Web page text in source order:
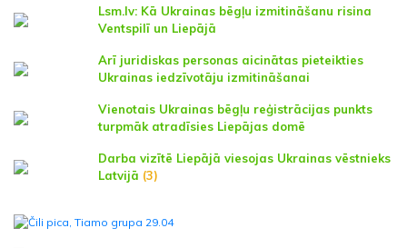
Lsm.lv: Kā Ukrainas bēgļu izmitināšanu risina
Ventspilī un Liepājā
Arī juridiskas personas aicinātas pieteikties
Ukrainas iedzīvotāju izmitināšanai
Vienotais Ukrainas bēgļu reģistrācijas punkts
turpmāk atradīsies Liepājas domē
Darba vizītē Liepājā viesojas Ukrainas vēstnieks
Latvijā (3)